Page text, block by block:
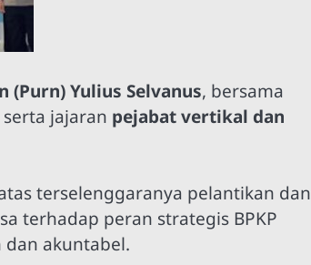
(Purn) Yulius Selvanus, bersama
serta jajaran pejabat vertikal dan
terselenggaranya pelantikan dan
terhadap peran strategis BPKP
akuntabel.